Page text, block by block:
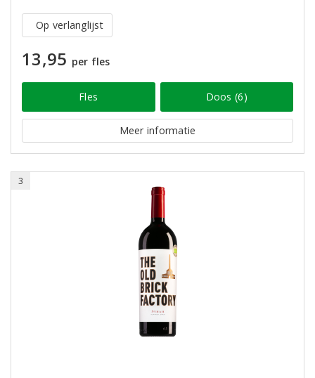
Op verlanglijst
13,95 per fles
Fles Doos (6)
Meer informatie
3